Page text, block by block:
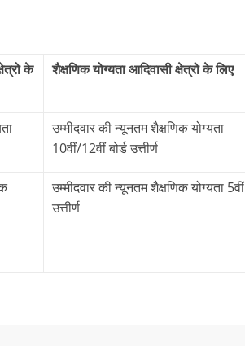
के
शैक्षणिक योग्यता आदिवासी क्षेत्रो के लिए
उम्मीदवार की न्यूनतम शैक्षणिक योग्यता
10वीं/12वीं बोर्ड उत्तीर्ण
उम्मीदवार की न्यूनतम शैक्षणिक योग्यता 5वीं
उत्तीर्ण